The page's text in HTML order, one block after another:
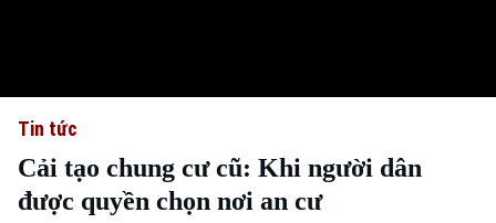
Tin tức
Cải tạo chung cư cũ: Khi người dân
được quyền chọn nơi an cư